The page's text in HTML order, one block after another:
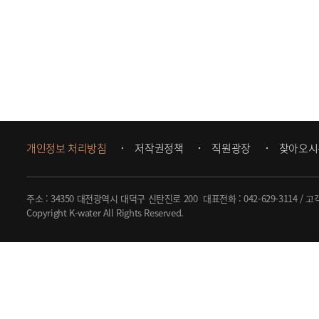
개인정보 처리방침 저작권정책 직원광장 찾아오
주소 : 34350 대전광역시 대덕구 신탄진로 200 대표전화 :042-629-3114/ 고
Copyright K-water All Rights Reserved.